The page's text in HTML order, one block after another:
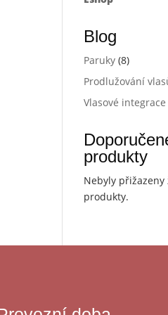
Blog
Paruky (8)
Prodlužování
Vlasové integrace
produkty
Nebyly přižazeny
produkty.